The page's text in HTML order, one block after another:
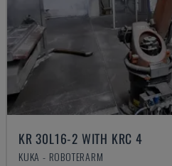
KR 30L16-2 WITH KRC 4
KUKA - ROBOTERARM